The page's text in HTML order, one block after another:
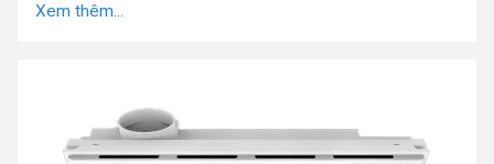
Xem thêm...